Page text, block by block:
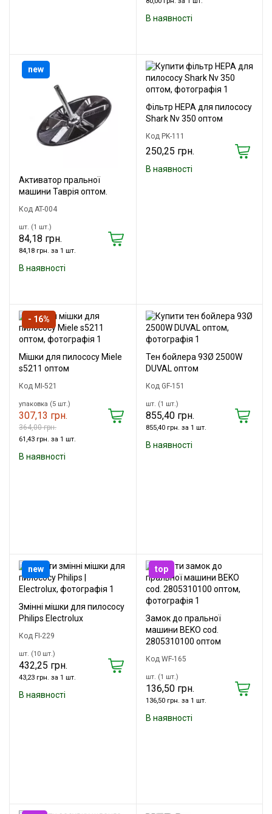
В наявності
Активатор пральної
машини Таврія оптом.
Код AT-004
шт. (1 шт.)
84,18 грн.
84,18 грн. за 1 шт.
В наявності
new
Фільтр HEPA для пилососу
Shark Nv 350 оптом
Код PK-111
250,25 грн.
В наявності
Мішки для пилососу Miele
s5211 оптом
Код MI-521
упаковка (5 шт.)
307,13 грн.
364,00 грн.
61,43 грн. за 1 шт.
В наявності
- 16%
Тен бойлера 93Ø 2500W
DUVAL оптом
Код GF-151
шт. (1 шт.)
855,40 грн.
855,40 грн. за 1 шт.
В наявності
Змінні мішки для пилососу
Philips Electrolux
Код FI-229
шт. (10 шт.)
432,25 грн.
43,23 грн. за 1 шт.
В наявності
new
Замок до пральної
машини BEKO cod.
2805310100 оптом
Код WF-165
шт. (1 шт.)
136,50 грн.
136,50 грн. за 1 шт.
В наявності
top